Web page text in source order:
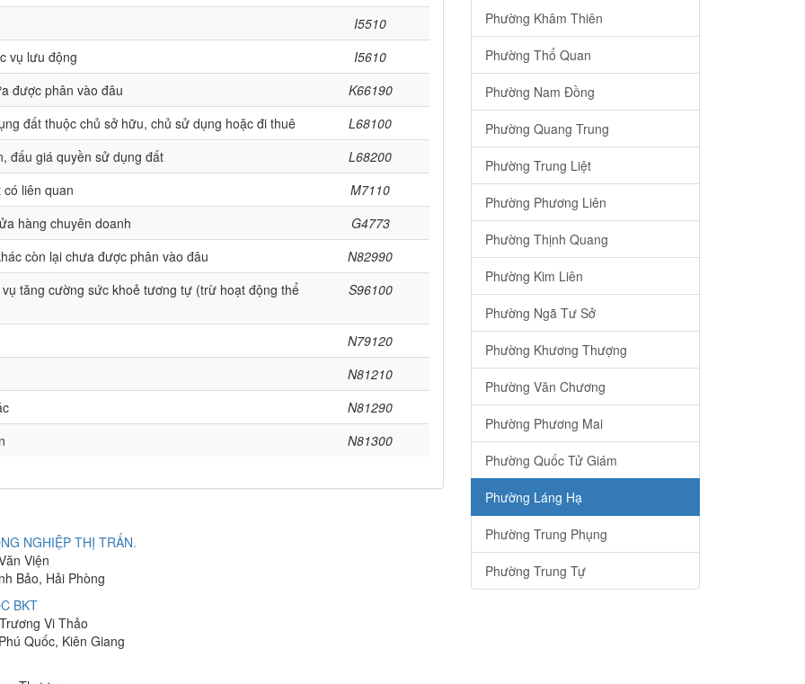
I5510
vụ lưu động
I5610
được phân vào đâu
K66190
đất thuộc chủ sở hữu, chủ sử dụng hoặc đi thuê
L68100
đấu giá quyền sử dụng đất
L68200
liên quan
M7110
hàng chuyên doanh
G4773
còn lại chưa được phân vào đâu
N82990
tăng cường sức khoẻ tương tự (trừ hoạt động thể
S96100
N79120
N81210
N81290
N81300
NGHIỆP THỊ TRẤN.
Viện
Bảo, Hải Phòng
BKT
Vi Thảo
Quốc, Kiên Giang
Phường Khâm Thiên
Phường Thổ Quan
Phường Nam Đồng
Phường Quang Trung
Phường Trung Liệt
Phường Phương Liên
Phường Thịnh Quang
Phường Kim Liên
Phường Ngã Tư Sở
Phường Khương Thượng
Phường Văn Chương
Phường Phương Mai
Phường Quốc Tử Giám
Phường Láng Hạ
Phường Trung Phụng
Phường Trung Tự